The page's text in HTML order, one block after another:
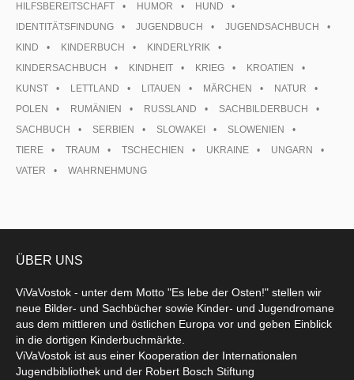
HILFSBEREITSCHAFT
HUMOR
HUND
IDENTITÄTSFINDUNG
JUGENDBUCH
JUGENDSACHBUCH
KIND
KINDERBUCH
KINDERLYRIK
KINDERSACHBUCH
KINDHEIT KRIEG
KROATIEN
KUNST
LETTLAND LITAUEN MÄRCHEN
NATUR
POLEN
RUMÄNIEN RUSSLAND
SACHBILDERBUCH
SACHBUCH
SERBIEN SLOWAKEI
SLOWENIEN
TIERE
TRAUM TSCHECHIEN UKRAINE
UNGARN
VATER
WAHRNEHMUNG
ÜBER UNS
ViVaVostok - unter dem Motto "Es lebe der Osten!" stellen wir
neue Bilder- und Sachbücher sowie Kinder- und Jugendromane
aus dem mittleren und östlichen Europa vor und geben Einblick
in die dortigen Kinderbuchmärkte.
ViVaVostok ist aus einer Kooperation der Internationalen
Jugendbibliothek und der Robert Bosch Stiftung